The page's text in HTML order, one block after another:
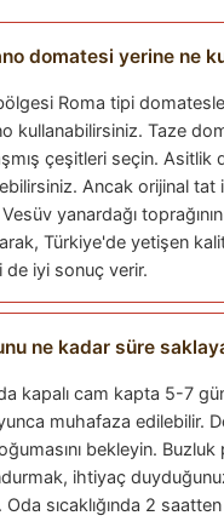
domatesi yerine ne
Roma tipi
kullanabilirsiniz. Taze
çeşitleri seçin. Asitlik
Ancak orijinal tat
yanardağı
Türkiye'de yetişen
iyi sonuç verir.
ne kadar süre
kapalı cam kapta 5-7
muhafaza edilebilir.
bekleyin.
ihtiyaç
Oda sıcaklığında 2